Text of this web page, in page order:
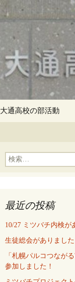
大通高校の部活動
検
索:
最近の投稿
10/27 ミツバチ内検が
生徒総会がありました
「札幌パルコつなが
参加しました！